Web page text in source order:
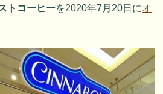
トコーヒーを2020年7月20日にオ